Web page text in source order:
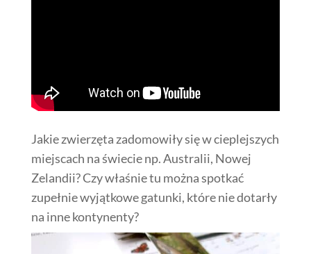
Jakie zwierzęta zadomowiły się w cieplejszych
miejscach na świecie np. Australii, Nowej
Zelandii? Czy właśnie tu można spotkać
zupełnie wyjątkowe gatunki, które nie dotarły
na inne kontynenty?